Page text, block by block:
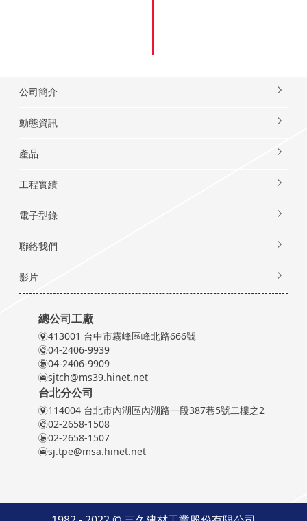
公司簡介
動態資訊
產品
工程實績
電子型錄
聯絡我們
影片
總公司工廠
413001 台中市霧峰區峰北路666號
04-2406-9939
04-2406-9909
sjtch@ms39.hinet.net
台北分公司
114004 台北市內湖區內湖路一段387巷5號二樓之2
02-2658-1508
02-2658-1507
sj.tpe@msa.hinet.net